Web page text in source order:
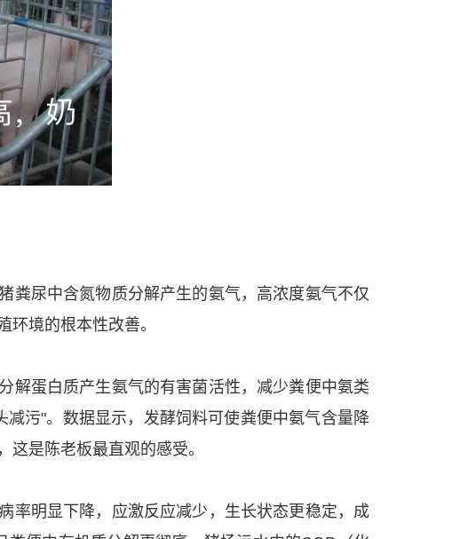
粪尿中含氮物质分解产生的氨气，高浓度氨气不仅
境的根本性改善。
解蛋白质产生氨气的有害菌活性，减少粪便中氨类
污"。数据显示，发酵饲料可使粪便中氨气含量降
是陈老板最直观的感受。
率明显下降，应激反应减少，生长状态更稳定，成